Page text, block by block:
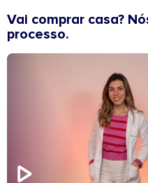
Vai comprar casa?
processo.